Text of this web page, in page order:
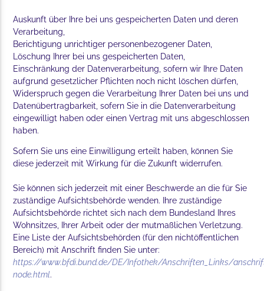
Auskunft über Ihre bei uns gespeicherten Daten und deren
Verarbeitung,
Berichtigung unrichtiger personenbezogener Daten,
Löschung Ihrer bei uns gespeicherten Daten,
Einschränkung der Datenverarbeitung, sofern wir Ihre Daten
aufgrund gesetzlicher Pflichten noch nicht löschen dürfen,
Widerspruch gegen die Verarbeitung Ihrer Daten bei uns und
Datenübertragbarkeit, sofern Sie in die Datenverarbeitung
eingewilligt haben oder einen Vertrag mit uns abgeschlossen
haben.
Sofern Sie uns eine Einwilligung erteilt haben, können Sie
diese jederzeit mit Wirkung für die Zukunft widerrufen.
Sie können sich jederzeit mit einer Beschwerde an die für Sie
zuständige Aufsichtsbehörde wenden. Ihre zuständige
Aufsichtsbehörde richtet sich nach dem Bundesland Ihres
Wohnsitzes, Ihrer Arbeit oder der mutmaßlichen Verletzung.
Eine Liste der Aufsichtsbehörden (für den nichtöffentlichen
Bereich) mit Anschrift finden Sie unter:
https://www.bfdi.bund.de/DE/Infothek/Anschriften_Links/
node.html.